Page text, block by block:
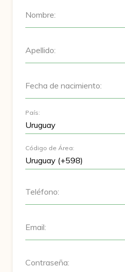
Nombre:
Apellido:
Fecha de nacimiento:
País:
Código de Área:
Teléfono:
Email:
Contraseña: